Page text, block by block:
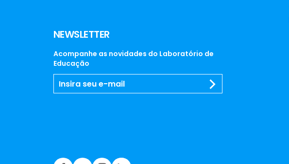
NEWSLETTER
Acompanhe as novidades do Laboratório de
Educação